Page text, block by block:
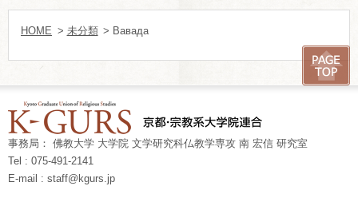
HOME > 未分類 > Вавада
事務局： 佛教大学 大学院 文学研究科仏教学専攻 南 宏信 研究室
Tel : 075-491-2141
E-mail : staff@kgurs.jp